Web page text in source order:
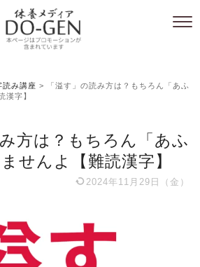
読み講座 >
「溢す」の読み方は？もちろん「あふ
漢字】
み方は？もちろん「あふ
せんよ【難読漢字】
2024年11月29日（金）